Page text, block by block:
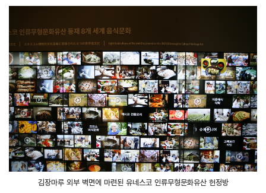
김장마루 외부 벽면에 마련된 유네스코 인류무형문화유산 헌정방